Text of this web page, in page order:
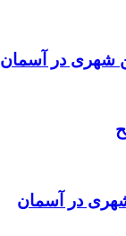
شهری در آسمان
در آسمان